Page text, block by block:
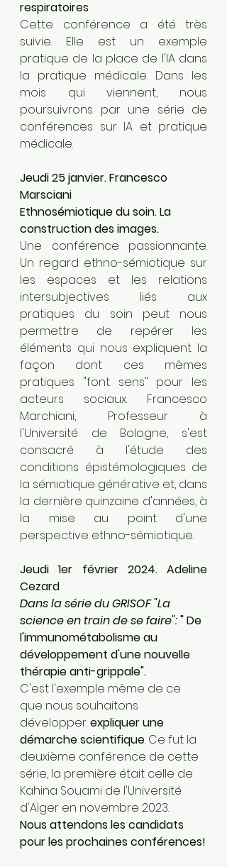
respiratoires
Cette conférence a été très
suivie. Elle est un exemple
pratique de la place de l'IA dans
la pratique médicale. Dans les
mois qui viennent, nous
poursuivrons par une série de
conférences sur IA et pratique
médicale.
Jeudi 25 janvier. Francesco
Marsciani
Ethnosémiotique du soin. La
construction des images.
Une conférence passionnante.
Un regard ethno-sémiotique sur
les espaces et les relations
intersubjectives liés aux
pratiques du soin peut nous
permettre de repérer les
éléments qui nous expliquent la
façon dont ces mêmes
pratiques "font sens" pour les
acteurs sociaux. Francesco
Marchiani, Professeur à
l'Université de Bologne, s'est
consacré à l'étude des
conditions épistémologiques de
la sémiotique générative et, dans
la dernière quinzaine d'années, à
la mise au point d'une
perspective ethno-sémiotique.
Jeudi 1er février 2024. Adeline
Cezard
Dans la série du GRISOF "La
science en train de se faire": " De
l'immunométabolisme au
développement d'une nouvelle
thérapie anti-grippale".
C'est l'exemple même de ce
que nous souhaitons
développer: expliquer une
démarche scientifique. Ce fut la
deuxième conférence de cette
série, la première était celle de
Kahina Souami de l'Université
d'Alger en novembre 2023.
Nous attendons les candidats
pour les prochaines conférences!